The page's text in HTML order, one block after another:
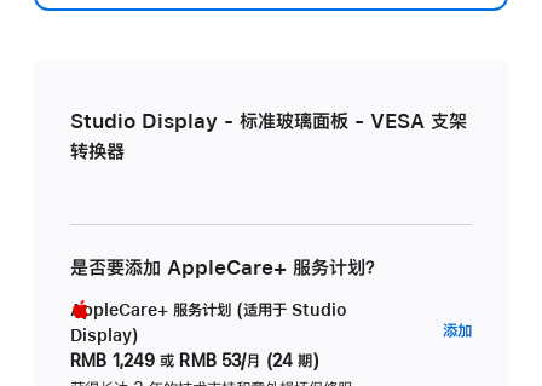
Studio Display - 标准玻璃面板 - VESA 支架
转换器
是否要添加 AppleCare+ 服务计划？
AppleCare+ 服务计划 (适用于 Studio
Display)
RMB 1,249 或 RMB 53/月 (24 期)
添加